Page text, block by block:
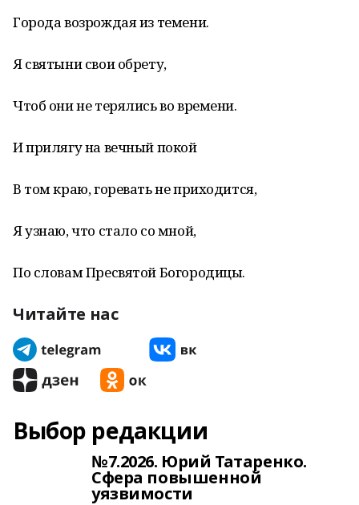
Города возрождая из темени.
Я святыни свои обрету,
Чтоб они не терялись во времени.
И прилягу на вечный покой
В том краю, горевать не приходится,
Я узнаю, что стало со мной,
По словам Пресвятой Богородицы.
Читайте нас
Выбор редакции
№7.2026. Юрий Татаренко.
Сфера повышенной
уязвимости